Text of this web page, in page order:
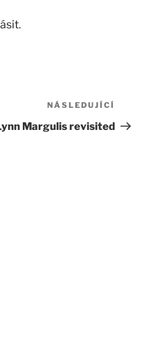
.
NÁSLEDUJÍCÍ
Margulis revisited